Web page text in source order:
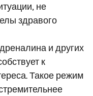
не
здравого
и других
к
Такое режим